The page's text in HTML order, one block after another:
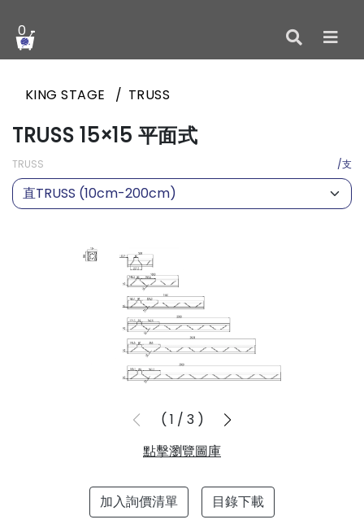
0
KING STAGE TRUSS
TRUSS 15×15 平面式
TRUSS /支
直TRUSS (10cm-200cm)
1 / 3
點擊瀏覽圖庫
加入詢價清單 目錄下載